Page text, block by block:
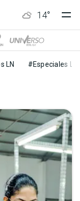
14°
LN #Especiales LN